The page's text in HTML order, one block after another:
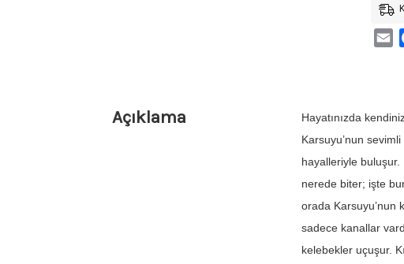
Açıklama
Hayatınızda
Karsuyu’nun
hayalleriyle
nerede biter; işte
orada Karsuyu’nun
sadece kanallar
kelebekler uçuşur.